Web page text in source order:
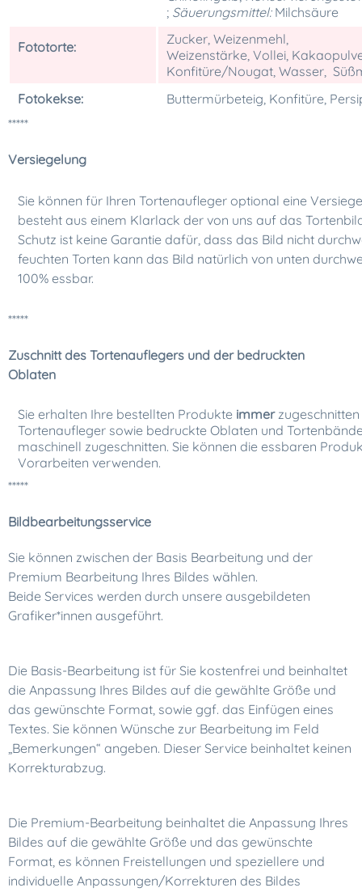
; Säuerungsmittel:Milchsäure
Fototorte:
Zucker, Weizenmehl,
Weizenstärke, Vollei,
Konfitüre/Nougat, Wasser,
Fotokekse:
Buttermürbeteig, Konfitüre,
*****
Versiegelung
Sie können für Ihren Tortenaufleger optional eine
besteht aus einem Klarlack der von uns auf das
Schutz ist keine Garantie dafür, dass das Bild nicht
feuchten Torten kann das Bild natürlich von unten
100% essbar.
*****
Zuschnitt des Tortenauflegers und der bedruckten
Oblaten
Sie erhalten Ihre bestellten Produkte immerzugeschnitten
Tortenaufleger sowie bedruckte Oblaten und
maschinell zugeschnitten. Sie können die essbaren
Vorarbeiten verwenden.
*****
Bildbearbeitungsservice
Sie können zwischen der Basis Bearbeitung und der
Premium Bearbeitung Ihres Bildes wählen.
Beide Services werden durch unsere ausgebildeten
Grafiker*innen ausgeführt.
Die Basis-Bearbeitung ist für Sie kostenfrei und beinhaltet
die Anpassung Ihres Bildes auf die gewählte Größe und
das gewünschte Format, sowie ggf. das Einfügen eines
Textes. Sie können Wünsche zur Bearbeitung im Feld
„Bemerkungen“ angeben. Dieser Service beinhaltet keinen
Korrekturabzug.
Die Premium-Bearbeitung beinhaltet die Anpassung Ihres
Bildes auf die gewählte Größe und das gewünschte
Format, es können Freistellungen und speziellere und
individuelle Anpassungen/Korrekturen des Bildes